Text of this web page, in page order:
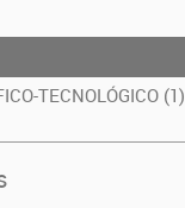
TECNOLÓGICO (1)